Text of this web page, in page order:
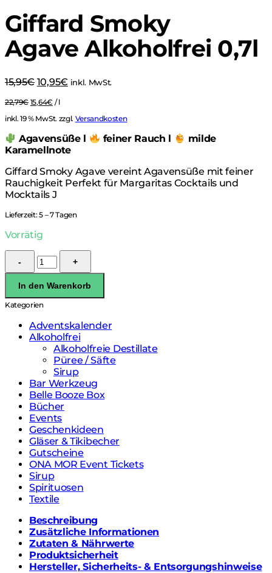
Giffard Smoky
Agave Alkoholfrei 0,7l
15,95€ Ursprünglicher
war:
15,95€
10,95€Aktueller
10,95€.
inkl. MwSt.
22,79€ 15,64€ /l
inkl. 19 % MwSt. zzgl. Versandkosten
Agavensüße l feiner Rauch l
milde
Karamellnote
Giffard Smoky Agave vereint Agavensüße mit feiner
Rauchigkeit Perfekt für Margaritas Cocktails und
Mocktails J
Lieferzeit:5 – 7 Tagen
Vorrätig
Giffard
Smoky
0,7l
Menge
In den Warenkorb
Kategorien
Adventskalender
Alkoholfrei
Alkoholfreie Destillate
Püree / Säfte
Sirup
Bar Werkzeug
Belle Booze Box
Bücher
Events
Geschenkideen
Gläser & Tikibecher
Gutscheine
ONA MOR Event Tickets
Sirup
Spirituosen
Textile
Beschreibung
Zusätzliche Informationen
Zutaten & Nährwerte
Produktsicherheit
Hersteller, Sicherheits- & Entsorgungshinweise